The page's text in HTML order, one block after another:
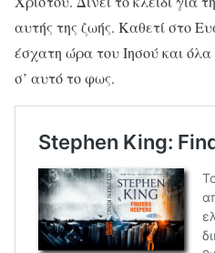
αυτής της ζωής. Καθετί στο
έσχατη ώρα του Ιησού και
σ’ αυτό το φως.